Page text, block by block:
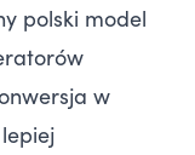
polski model
w